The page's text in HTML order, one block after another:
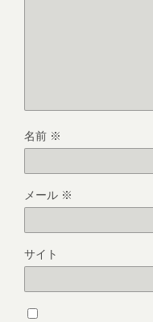
名前 ※
メール ※
サイト